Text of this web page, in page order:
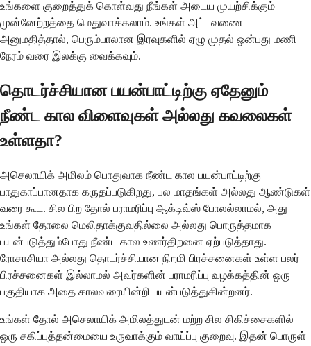
உங்களை குறைத்துக் கொள்வது நீங்கள் அடைய முயற்சிக்கும்
முன்னேற்றத்தை மெதுவாக்கலாம். உங்கள் அட்டவணை
அனுமதித்தால், பெரும்பாலான இரவுகளில் ஏழு முதல் ஒன்பது மணி
நேரம் வரை இலக்கு வைக்கவும்.
தொடர்ச்சியான பயன்பாட்டிற்கு ஏதேனும்
நீண்ட கால விளைவுகள் அல்லது கவலைகள்
உள்ளதா?
அசெலாயிக் அமிலம் பொதுவாக நீண்ட கால பயன்பாட்டிற்கு
பாதுகாப்பானதாக கருதப்படுகிறது, பல மாதங்கள் அல்லது ஆண்டுகள்
வரை கூட. சில பிற தோல் பராமரிப்பு ஆக்டிவ்ஸ் போலல்லாமல், அது
உங்கள் தோலை மெலிதாக்குவதில்லை அல்லது பொருத்தமாக
பயன்படுத்தும்போது நீண்ட கால உணர்திறனை ஏற்படுத்தாது.
ரோசாசியா அல்லது தொடர்ச்சியான நிறமி பிரச்சனைகள் உள்ள பலர்
பிரச்சனைகள் இல்லாமல் அவர்களின் பராமரிப்பு வழக்கத்தின் ஒரு
பகுதியாக அதை காலவரையின்றி பயன்படுத்துகின்றனர்.
உங்கள் தோல் அசெலாயிக் அமிலத்துடன் மற்ற சில சிகிச்சைகளில்
ஒரு சகிப்புத்தன்மையை உருவாக்கும் வாய்ப்பு குறைவு. இதன் பொருள்